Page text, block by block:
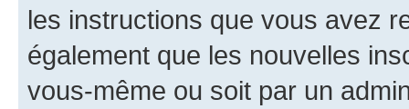
les instructions que vous avez
également que les nouvelles
vous-même ou soit par un